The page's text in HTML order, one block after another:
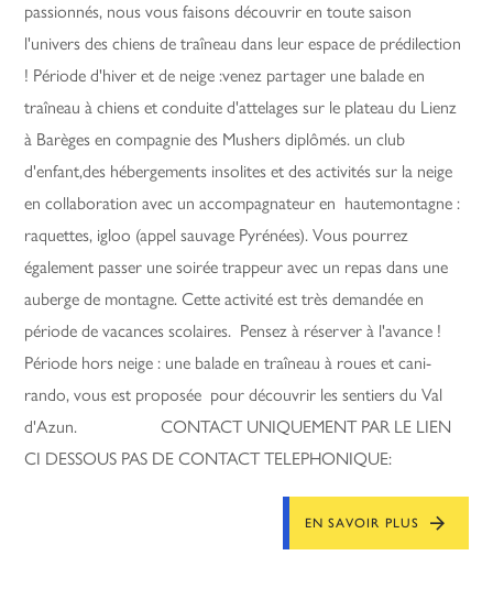
passionnés, nous vous faisons découvrir en toute saison
l'univers des chiens de traîneau dans leur espace de prédilection
! Période d'hiver et de neige :venez partager une balade en
traîneau à chiens et conduite d'attelages sur le plateau du Lienz
à Barèges en compagnie des Mushers diplômés. un club
d'enfant,des hébergements insolites et des activités sur la neige
en collaboration avec un accompagnateur en hautemontagne :
raquettes, igloo (appel sauvage Pyrénées). Vous pourrez
également passer une soirée trappeur avec un repas dans une
auberge de montagne. Cette activité est très demandée en
période de vacances scolaires. Pensez à réserver à l'avance !
Période hors neige : une balade en traîneau à roues et cani-
rando, vous est proposée pour découvrir les sentiers du Val
d'Azun. CONTACT UNIQUEMENT PAR LE LIEN
CI DESSOUS PAS DE CONTACT TELEPHONIQUE:
EN SAVOIR PLUS